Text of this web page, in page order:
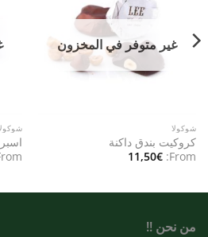
غير متوفر في المخزون
شوكولا
كروكيت بندق داكنة
From:
11,50€
من نحن !!